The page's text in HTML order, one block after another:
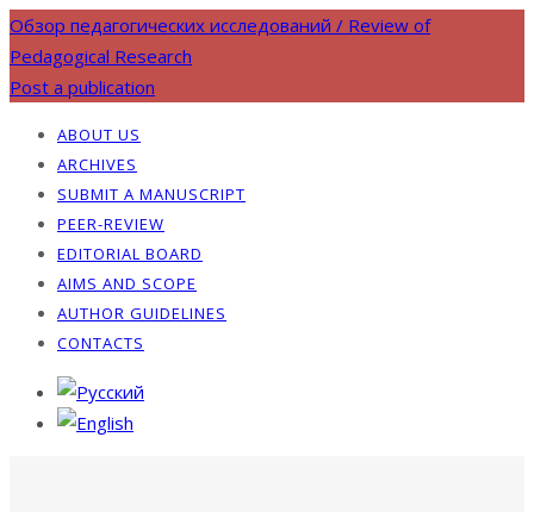
Обзор педагогических исследований / Review of
Pedagogical Research
Post a publication
ABOUT US
ARCHIVES
SUBMIT A MANUSCRIPT
PEER-REVIEW
EDITORIAL BOARD
AIMS AND SCOPE
AUTHOR GUIDELINES
CONTACTS